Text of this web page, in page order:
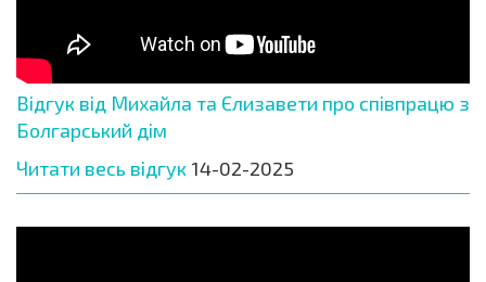
Відгук від Михайла та Єлизавети про співпрацю з
Болгарський дім
Читати весь відгук 14-02-2025